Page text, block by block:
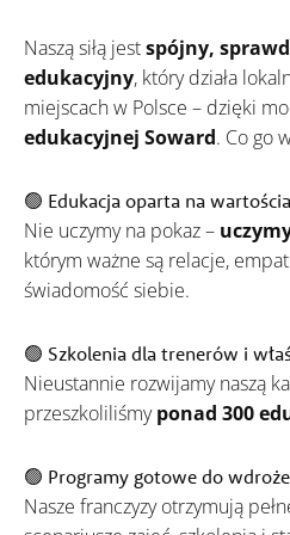
Naszą siłą jestspójny,
edukacyjny, który działa
miejscach w Polsce – dzięki
edukacyjnej Soward. Co go
🟢 Edukacja oparta na
Nie uczymy na pokaz –
którym ważne są relacje,
świadomość siebie.
🟢 Szkolenia dla trenerów i
Nieustannie rozwijamy naszą
przeszkoliliśmyponad 300
🟢 Programy gotowe do
Nasze franczyzy otrzymują